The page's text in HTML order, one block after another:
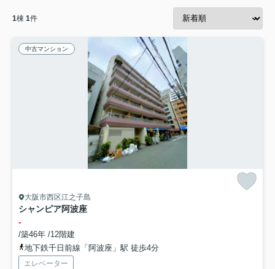
1棟 1件
中古マンション
大阪市西区江之子島
シャンピア阿波座
-
/築46年 /12階建
地下鉄千日前線「阿波座」駅 徒歩4分
エレベーター